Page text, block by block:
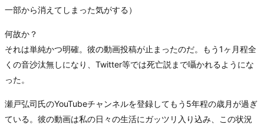
一部から消えてしまった気がする）
何故か？
それは単純かつ明確。彼の動画投稿が止まったのだ。もう1ヶ月程全
くの音沙汰無しになり、Twitter等では死亡説まで囁かれるようにな
った。
瀬戸弘司氏のYouTubeチャンネルを登録してもう5年程の歳月が過ぎ
ている。彼の動画は私の日々の生活にガッツリ入り込み、この状況